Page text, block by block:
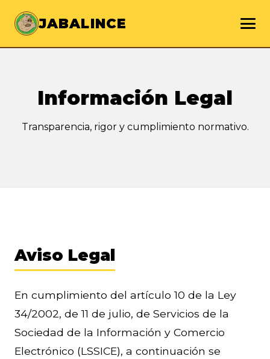
JABALINCE
Información Legal
Transparencia, rigor y cumplimiento normativo.
Aviso Legal
En cumplimiento del artículo 10 de la Ley
34/2002, de 11 de julio, de Servicios de la
Sociedad de la Información y Comercio
Electrónico (LSSICE), a continuación se